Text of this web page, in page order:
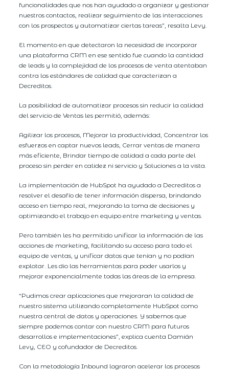
funcionalidades que nos han ayudado a organizar y gestionar
nuestros contactos, realizar seguimiento de las interacciones
con los prospectos y automatizar ciertas tareas”, resalta Levy.
El momento en que detectaron la necesidad de incorporar
una plataforma CRM en ese sentido fue cuando la cantidad
de leads y la complejidad de los procesos de venta atentaban
contra los estándares de calidad que caracterizan a
Decreditos.
La posibilidad de automatizar procesos sin reducir la calidad
del servicio de Ventas les permitió, además:
Agilizar los procesos, Mejorar la productividad, Concentrar los
esfuerzos en captar nuevos leads, Cerrar ventas de manera
más eficiente, Brindar tiempo de calidad a cada parte del
proceso sin perder en calidez ni servicio y Soluciones a la vista.
La implementación de HubSpot ha ayudado a Decreditos a
resolver el desafío de tener información dispersa, brindando
acceso en tiempo real, mejorando la toma de decisiones y
optimizando el trabajo en equipo entre marketing y ventas.
Pero también les ha permitido unificar la información de las
acciones de marketing, facilitando su acceso para todo el
equipo de ventas, y unificar datos que tenían y no podían
explotar. Les dio las herramientas para poder usarlos y
mejorar exponencialmente todas las áreas de la empresa.
“Pudimos crear aplicaciones que mejoraran la calidad de
nuestro sistema utilizando completamente HubSpot como
nuestra central de datos y operaciones. Y sabemos que
siempre podemos contar con nuestro CRM para futuros
desarrollos e implementaciones”, explica cuenta Damián
Levy, CEO y cofundador de Decreditos.
Con la metodología Inbound lograron acelerar los procesos